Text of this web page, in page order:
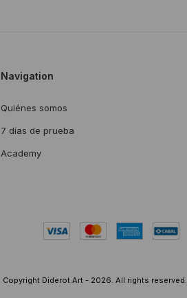
Navigation
Quiénes somos
7 días de prueba
Academy
Copyright Diderot.Art - 2026. All rights reserved.